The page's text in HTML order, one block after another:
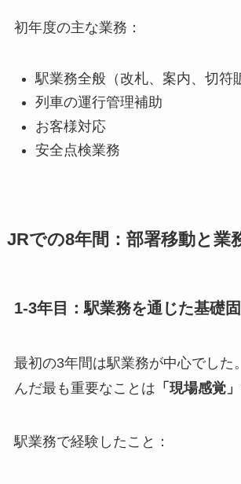
初年度の主な業務：
駅業務全般（改札、案内、切符
列車の運行管理補助
お客様対応
安全点検業務
JRでの8年間：部署移動と業
1-3年目：駅業務を通じた基礎
最初の3年間は駅業務が中心でした
んだ最も重要なことは 「現場感覚」
駅業務で経験したこと：